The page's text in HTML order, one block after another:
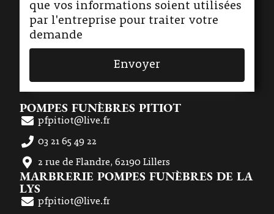
que vos informations soient utilisées
par l'entreprise pour traiter votre
demande
Envoyer
POMPES FUNÈBRES PITIOT
pfpitiot@live.fr
03 21 65 49 22
2 rue de Flandre, 62190 Lillers
MARBRERIE POMPES FUNÈBRES DE LA
LYS
pfpitiot@live.fr